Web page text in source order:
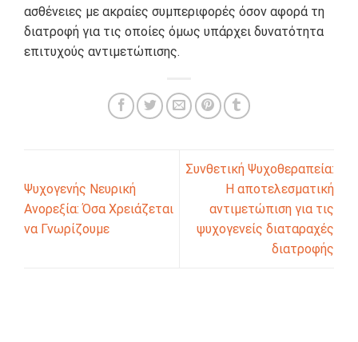
ασθένειες με ακραίες συμπεριφορές όσον αφορά τη
διατροφή για τις οποίες όμως υπάρχει δυνατότητα
επιτυχούς αντιμετώπισης.
Ψυχογενής Νευρική
Ανορεξία: Όσα Χρειάζεται
να Γνωρίζουμε
Συνθετική Ψυχοθεραπεία:
Η αποτελεσματική
αντιμετώπιση για τις
ψυχογενείς διαταραχές
διατροφής